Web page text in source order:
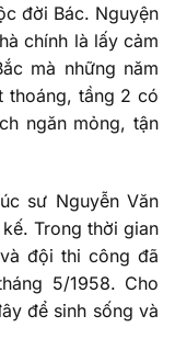
đời Bác. Nguyện
chính là lấy cảm
mà những năm
thoáng, tầng 2 có
ngăn mỏng, tận
sư Nguyễn Văn
Trong thời gian
đội thi công đã
5/1958. Cho
để sinh sống và